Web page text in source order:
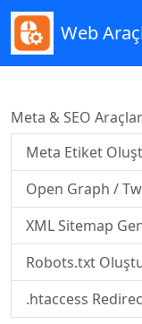
Web
Meta & SEO
Meta Etiket
Open Graph /
XML Sitemap
Robots.txt
.htaccess